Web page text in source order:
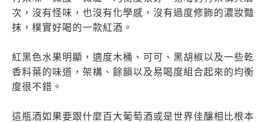
次，沒有怪味，也沒有化學感，沒有過度修飾的濃妝豔
抹，樸實好喝的一款紅酒。
紅黑色水果明顯，適度木桶、可可、黑胡椒以及一些乾
香料葉的味道，架構、餘韻以及易喝度組合起來的均衡
度很不錯。
這瓶酒如果要跟什麼百大葡萄酒或是世界佳釀相比根本